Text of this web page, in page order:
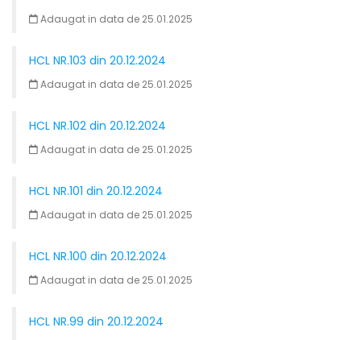
Adaugat in data de 25.01.2025
HCL NR.103 din 20.12.2024
Adaugat in data de 25.01.2025
HCL NR.102 din 20.12.2024
Adaugat in data de 25.01.2025
HCL NR.101 din 20.12.2024
Adaugat in data de 25.01.2025
HCL NR.100 din 20.12.2024
Adaugat in data de 25.01.2025
HCL NR.99 din 20.12.2024